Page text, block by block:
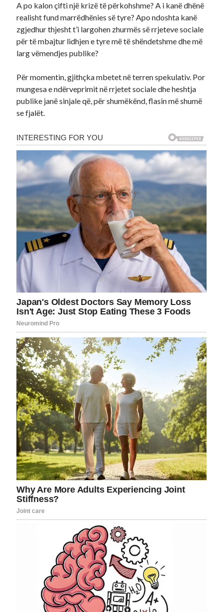
A po kalon çifti një krizë të përkohshme? A i kanë dhënë
realisht fund marrëdhënies së tyre? Apo ndoshta kanë
zgjedhur thjesht t’i largohen zhurmës së rrjeteve sociale
për të mbajtur lidhjen e tyre më të shëndetshme dhe më
larg vëmendjes publike?
Për momentin, gjithçka mbetet në terren spekulativ. Por
mungesa e ndërveprimit në rrjetet sociale dhe heshtja
publike janë sinjale që, për shumëkënd, flasin më shumë
se fjalët.